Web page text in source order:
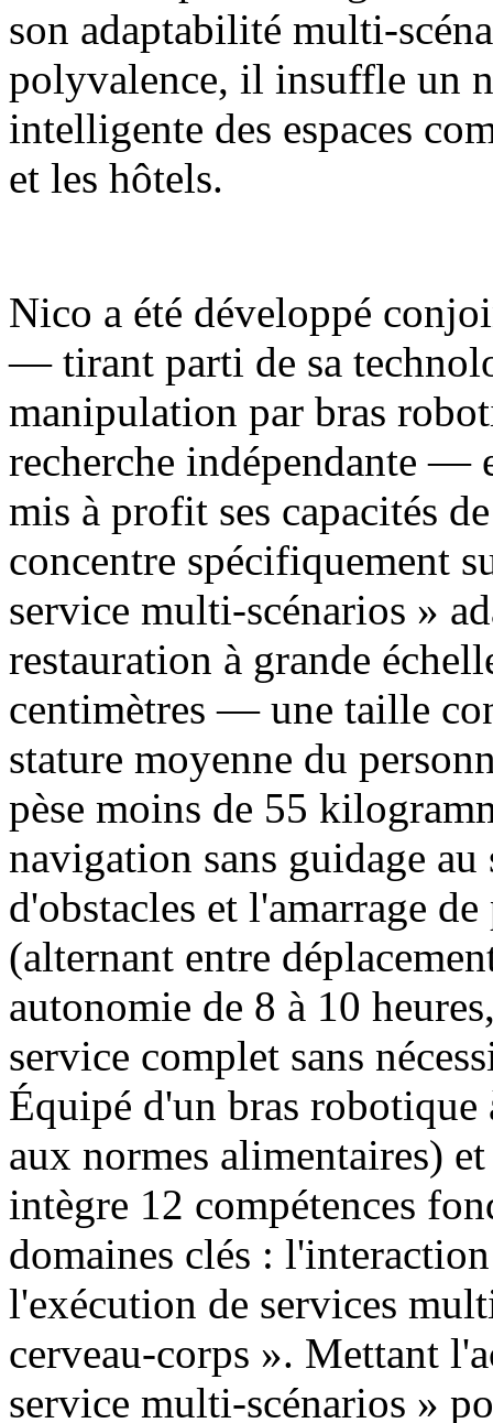
son adaptabilité multi-
polyvalence, il insuffle un
intelligente des espaces
et les hôtels.
Nico a été développé
— tirant parti de sa
manipulation par bras
recherche indépendante —
mis à profit ses capacités
concentre spécifiquement
service multi-scénarios »
restauration à grande
centimètres — une taille
stature moyenne du
pèse moins de 55
navigation sans guidage
d'obstacles et l'amarrage
(alternant entre
autonomie de 8 à 10
service complet sans
Équipé d'un bras
aux normes alimentaires)
intègre 12 compétences
domaines clés :
l'exécution de services
cerveau-corps ». Mettant
service multi-scénarios »